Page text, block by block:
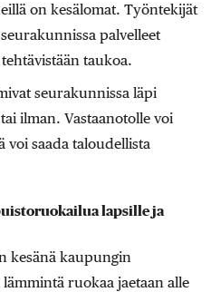
on kesälomat. Työntekijät
palvelleet
taukoa.
seurakunnissa läpi
ilman. Vastaanotolle voi
voi saada taloudellista
lapsille ja
kesänä kaupungin
ruokaa jaetaan alle